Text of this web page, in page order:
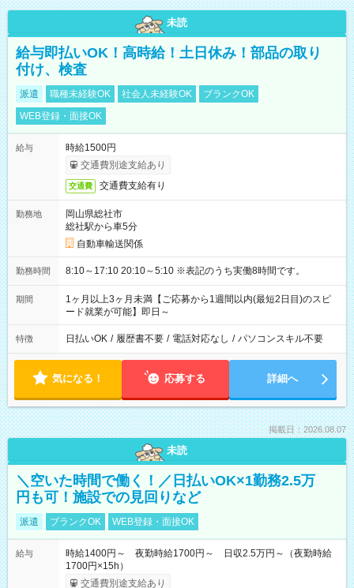
未読
給与即払いOK！高時給！土日休み！部品の取り
付け、検査
派遣 職種未経験OK 社会人未経験OK
ブランクOK
WEB登録・面接OK
給与
時給1500円
交通費別途支給あり
交通費 交通費支給有り
勤務地
岡山県総社市
総社駅から車5分
自動車輸送関係
勤務時間 8:10～17:10 20:10～5:10 ※表記のうち実働8時間です。
期間
1ヶ月以上3ヶ月未満【ご応募から1週間以内(最短2日目)のスピ
ード就業が可能】即日～
特徴 日払いOK / 履歴書不要 / 電話対応なし / パソコンスキル不要
気になる！ 応募する 詳細へ
掲載日：2026.08.07
未読
＼空いた時間で働く！／日払いOK×1勤務2.5万
円も可！施設での見回りなど
派遣 ブランクOK WEB登録・面接OK
給与
時給1400円～ 夜勤時給1700円～ 日収2.5万円～（夜勤時給
1700円×15h）
交通費別途支給あり